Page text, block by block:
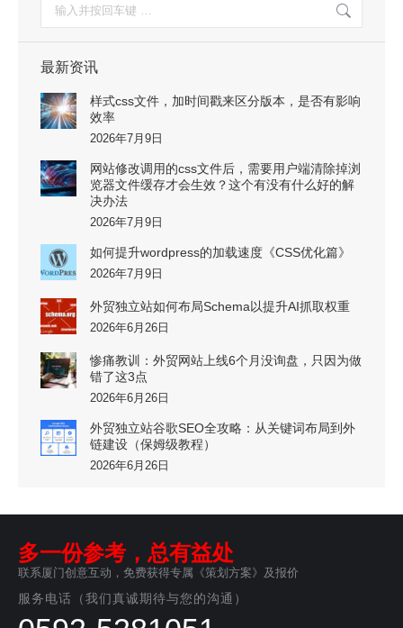
索：
最新资讯
样式css文件，加时间戳来区分版本，是否有影响
效率
2026年7月9日
网站修改调用的css文件后，需要用户端清除掉浏
览器文件缓存才会生效？这个有没有什么好的解
决办法
2026年7月9日
如何提升wordpress的加载速度《CSS优化篇》
2026年7月9日
外贸独立站如何布局Schema以提升AI抓取权重
2026年6月26日
惨痛教训：外贸网站上线6个月没询盘，只因为做
错了这3点
2026年6月26日
外贸独立站谷歌SEO全攻略：从关键词布局到外
链建设（保姆级教程）
2026年6月26日
多一份参考，总有益处
联系厦门创意互动，免费获得专属《策划方案》及报价
服务电话（我们真诚期待与您的沟通）